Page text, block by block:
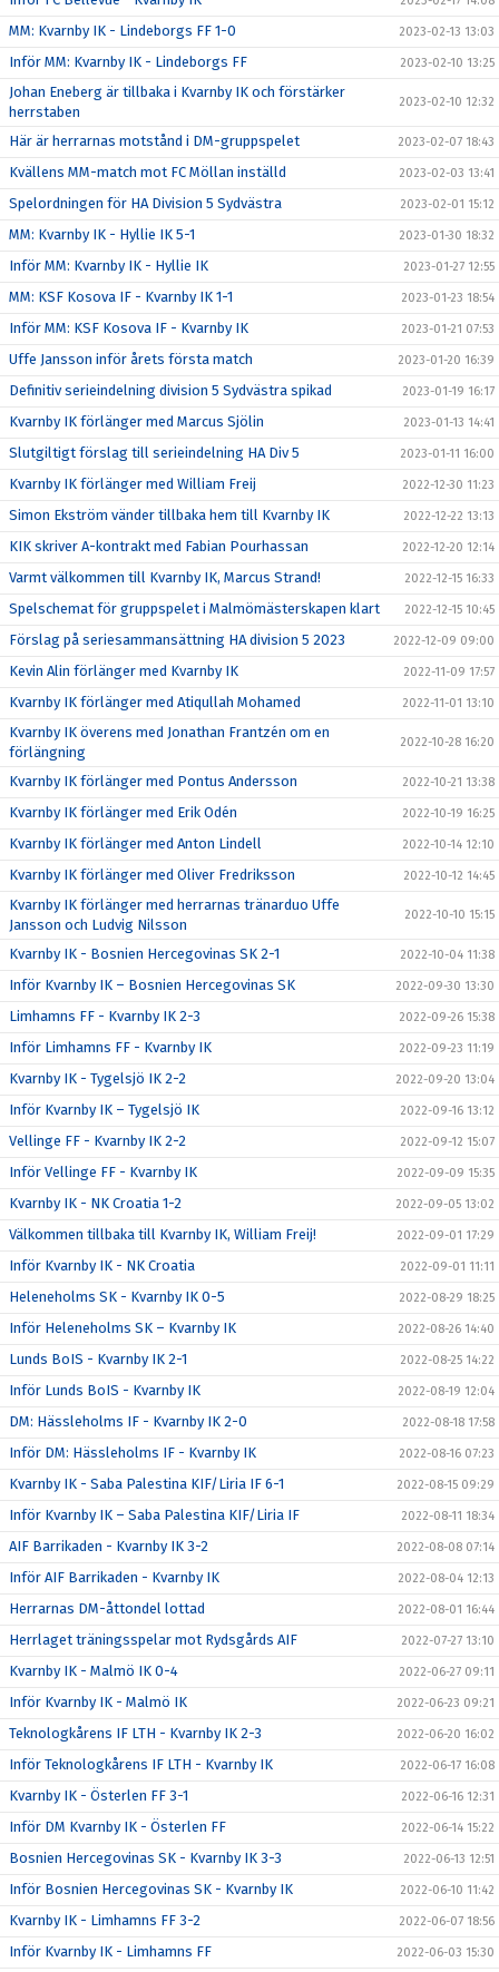
MM: Kvarnby IK - Lindeborgs FF 1-0 2023-02-13 13:03
Inför MM: Kvarnby IK - Lindeborgs FF 2023-02-10 13:25
Johan Eneberg är tillbaka i Kvarnby IK och förstärker
herrstaben
2023-02-10 12:32
Här är herrarnas motstånd i DM-gruppspelet 2023-02-07 18:43
Kvällens MM-match mot FC Möllan inställd 2023-02-03 13:41
Spelordningen för HA Division 5 Sydvästra 2023-02-01 15:12
MM: Kvarnby IK - Hyllie IK 5-1 2023-01-30 18:32
Inför MM: Kvarnby IK - Hyllie IK 2023-01-27 12:55
MM: KSF Kosova IF - Kvarnby IK 1-1 2023-01-23 18:54
Inför MM: KSF Kosova IF - Kvarnby IK 2023-01-21 07:53
Uffe Jansson inför årets första match 2023-01-20 16:39
Definitiv serieindelning division 5 Sydvästra spikad 2023-01-19 16:17
Kvarnby IK förlänger med Marcus Sjölin 2023-01-13 14:41
Slutgiltigt förslag till serieindelning HA Div 5 2023-01-11 16:00
Kvarnby IK förlänger med William Freij 2022-12-30 11:23
Simon Ekström vänder tillbaka hem till Kvarnby IK 2022-12-22 13:13
KIK skriver A-kontrakt med Fabian Pourhassan 2022-12-20 12:14
Varmt välkommen till Kvarnby IK, Marcus Strand! 2022-12-15 16:33
Spelschemat för gruppspelet i Malmömästerskapen klart 2022-12-15 10:45
Förslag på seriesammansättning HA division 5 2023 2022-12-09 09:00
Kevin Alin förlänger med Kvarnby IK 2022-11-09 17:57
Kvarnby IK förlänger med Atiqullah Mohamed 2022-11-01 13:10
Kvarnby IK överens med Jonathan Frantzén om en
förlängning
2022-10-28 16:20
Kvarnby IK förlänger med Pontus Andersson 2022-10-21 13:38
Kvarnby IK förlänger med Erik Odén 2022-10-19 16:25
Kvarnby IK förlänger med Anton Lindell 2022-10-14 12:10
Kvarnby IK förlänger med Oliver Fredriksson 2022-10-12 14:45
Kvarnby IK förlänger med herrarnas tränarduo Uffe
Jansson och Ludvig Nilsson
2022-10-10 15:15
Kvarnby IK - Bosnien Hercegovinas SK 2-1 2022-10-04 11:38
Inför Kvarnby IK – Bosnien Hercegovinas SK 2022-09-30 13:30
Limhamns FF - Kvarnby IK 2-3 2022-09-26 15:38
Inför Limhamns FF - Kvarnby IK 2022-09-23 11:19
Kvarnby IK - Tygelsjö IK 2-2 2022-09-20 13:04
Inför Kvarnby IK – Tygelsjö IK 2022-09-16 13:12
Vellinge FF - Kvarnby IK 2-2 2022-09-12 15:07
Inför Vellinge FF - Kvarnby IK 2022-09-09 15:35
Kvarnby IK - NK Croatia 1-2 2022-09-05 13:02
Välkommen tillbaka till Kvarnby IK, William Freij! 2022-09-01 17:29
Inför Kvarnby IK - NK Croatia 2022-09-01 11:11
Heleneholms SK - Kvarnby IK 0-5 2022-08-29 18:25
Inför Heleneholms SK – Kvarnby IK 2022-08-26 14:40
Lunds BoIS - Kvarnby IK 2-1 2022-08-25 14:22
Inför Lunds BoIS - Kvarnby IK 2022-08-19 12:04
DM: Hässleholms IF - Kvarnby IK 2-0 2022-08-18 17:58
Inför DM: Hässleholms IF - Kvarnby IK 2022-08-16 07:23
Kvarnby IK - Saba Palestina KIF/Liria IF 6-1 2022-08-15 09:29
Inför Kvarnby IK – Saba Palestina KIF/Liria IF 2022-08-11 18:34
AIF Barrikaden - Kvarnby IK 3-2 2022-08-08 07:14
Inför AIF Barrikaden - Kvarnby IK 2022-08-04 12:13
Herrarnas DM-åttondel lottad 2022-08-01 16:44
Herrlaget träningsspelar mot Rydsgårds AIF 2022-07-27 13:10
Kvarnby IK - Malmö IK 0-4 2022-06-27 09:11
Inför Kvarnby IK - Malmö IK 2022-06-23 09:21
Teknologkårens IF LTH - Kvarnby IK 2-3 2022-06-20 16:02
Inför Teknologkårens IF LTH - Kvarnby IK 2022-06-17 16:08
Kvarnby IK - Österlen FF 3-1 2022-06-16 12:31
Inför DM Kvarnby IK - Österlen FF 2022-06-14 15:22
Bosnien Hercegovinas SK - Kvarnby IK 3-3 2022-06-13 12:51
Inför Bosnien Hercegovinas SK - Kvarnby IK 2022-06-10 11:42
Kvarnby IK - Limhamns FF 3-2 2022-06-07 18:56
Inför Kvarnby IK - Limhamns FF 2022-06-03 15:30